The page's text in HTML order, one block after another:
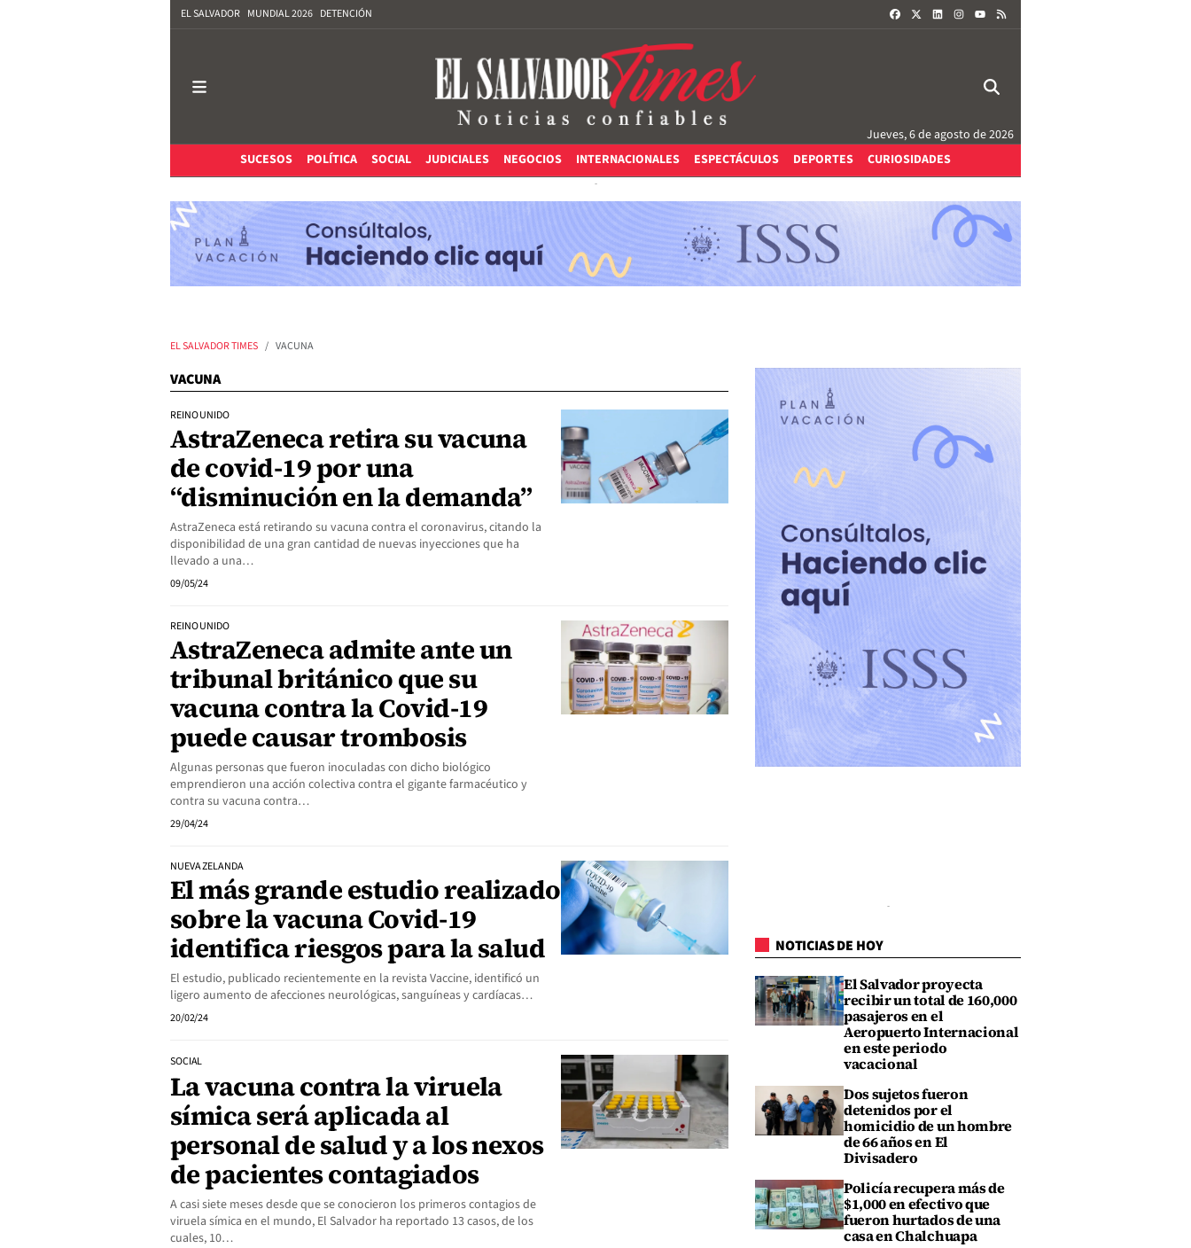
EL SALVADOR MUNDIAL 2026 DETENCIÓN FACEBOOKLINKEDININSTAGRAM
Jueves, 6 de agosto de 2026
SUCESOS
POLÍTICA SOCIAL JUDICIALES NEGOCIOS INTERNACIONALES ESPECTÁCULOS DEPORTES CURIOSIDADES
EL SALVADOR TIMES VACUNA
VACUNA
REINO UNIDO
AstraZeneca retira su vacuna
de covid-19 por una
“disminución en la demanda”
AstraZeneca está retirando su vacuna contra el coronavirus, citando la
disponibilidad de una gran cantidad de nuevas inyecciones que ha
llevado a una…
09/05/24
REINO UNIDO
AstraZeneca admite ante un
tribunal británico que su
vacuna contra la Covid-19
puede causar trombosis
Algunas personas que fueron inoculadas con dicho biológico
emprendieron una acción colectiva contra el gigante farmacéutico y
contra su vacuna contra…
29/04/24
NUEVA ZELANDA
El más grande estudio realizado
sobre la vacuna Covid-19
identifica riesgos para la salud
El estudio, publicado recientemente en la revista Vaccine, identificó un
ligero aumento de afecciones neurológicas, sanguíneas y cardíacas…
20/02/24
SOCIAL
La vacuna contra la viruela
símica será aplicada al
personal de salud y a los nexos
de pacientes contagiados
A casi siete meses desde que se conocieron los primeros contagios de
viruela símica en el mundo, El Salvador ha reportado 13 casos, de los
cuales, 10…
NOTICIAS DE HOY
El Salvador proyecta
recibir un total de 160,000
pasajeros en el
Aeropuerto Internacional
en este periodo
vacacional
Dos sujetos fueron
detenidos por el
homicidio de un hombre
de 66 años en El
Divisadero
Policía recupera más de
$1,000 en efectivo que
fueron hurtados de una
casa en Chalchuapa